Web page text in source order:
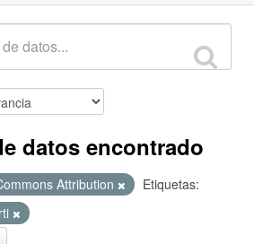
datos encontrado
Attribution
Etiquetas: